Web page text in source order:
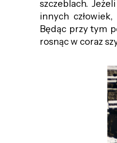
szczeblach.
innych
Będąc przy tym
rosnąc w coraz